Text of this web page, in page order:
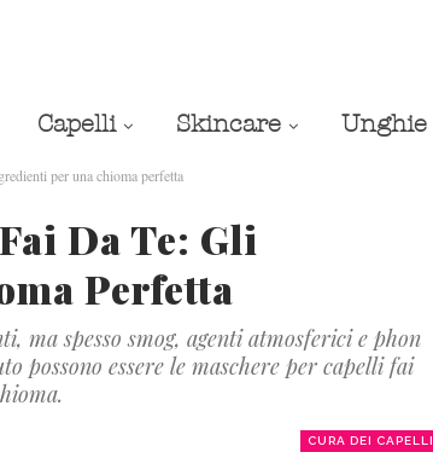
Capelli Skincare Unghie
per una chioma perfetta
Da Te: Gli
Perfetta
ma spesso smog, agenti atmosferici e phon
possono essere le maschere per capelli fai
CURA DEI CAPELLI